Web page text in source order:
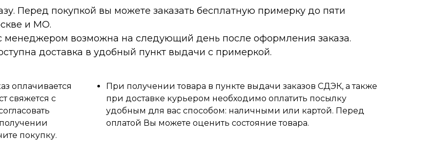
Перед покупкой вы можете заказать бесплатную примерку до пяти
и МО.
менеджером возможна на следующий день после оформления заказа.
доставка в удобный пункт выдачи с примеркой.
оплачивается
свяжется с
покупку.
При получении товара в пункте выдачи заказов СДЭК, а также
при доставке курьером необходимо оплатить посылку
удобным для вас способом: наличными или картой. Перед
оплатой Вы можете оценить состояние товара.